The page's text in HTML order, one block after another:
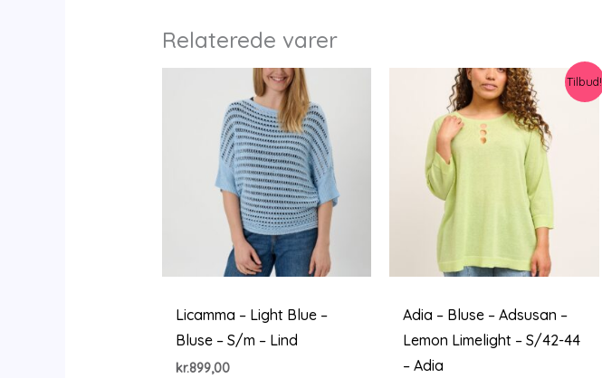
Relaterede varer
Licamma – Light Blue –
Bluse – S/m – Lind
kr.899,00
Tilbud!
Adia – Bluse – Adsusan –
Lemon Limelight – S/42-44
– Adia